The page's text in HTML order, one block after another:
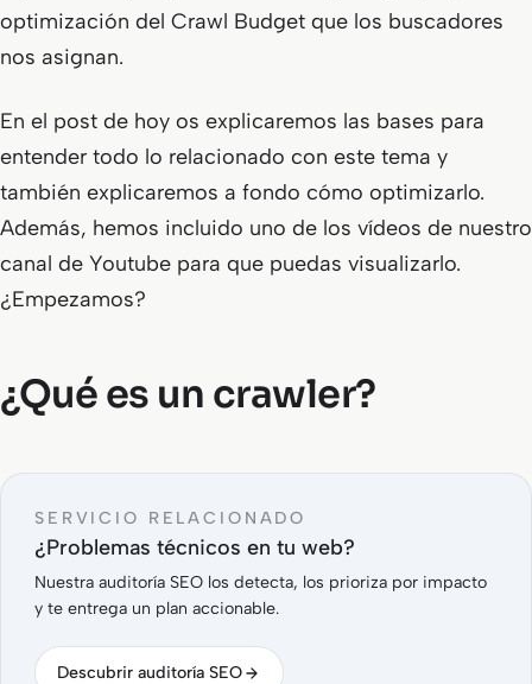
optimización del Crawl Budget que los buscadores
nos asignan.
En el post de hoy os explicaremos las bases para
entender todo lo relacionado con este tema y
también explicaremos a fondo cómo optimizarlo.
Además, hemos incluido uno de los vídeos de nuestro
canal de Youtube para que puedas visualizarlo.
¿Empezamos?
¿Qué es un crawler?
SERVICIO RELACIONADO
¿Problemas técnicos en tu web?
Nuestra auditoría SEO los detecta, los prioriza por impacto
y te entrega un plan accionable.
Descubrir auditoría SEO